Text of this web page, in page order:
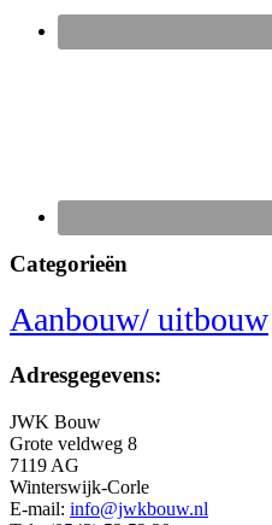
Categorieën
Aanbouw/ uitbouw
Adresgegevens:
JWK Bouw
Grote veldweg 8
7119 AG
Winterswijk-Corle
E-mail: info@jwkbouw.nl